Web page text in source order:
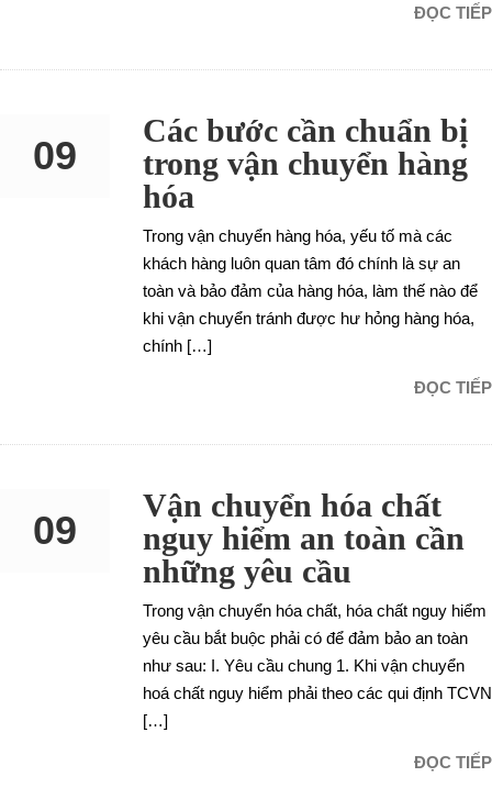
ĐỌC TIẾP
09
Các bước cần chuẩn bị
trong vận chuyển hàng
hóa
Trong vận chuyển hàng hóa, yếu tố mà các
khách hàng luôn quan tâm đó chính là sự an
toàn và bảo đảm của hàng hóa, làm thế nào để
khi vận chuyển tránh được hư hỏng hàng hóa,
chính […]
ĐỌC TIẾP
09
Vận chuyển hóa chất
nguy hiểm an toàn cần
những yêu cầu
Trong vận chuyển hóa chất, hóa chất nguy hiểm
yêu cầu bắt buộc phải có để đảm bảo an toàn
như sau: I. Yêu cầu chung 1. Khi vận chuyển
hoá chất nguy hiểm phải theo các qui định TCVN
[…]
ĐỌC TIẾP